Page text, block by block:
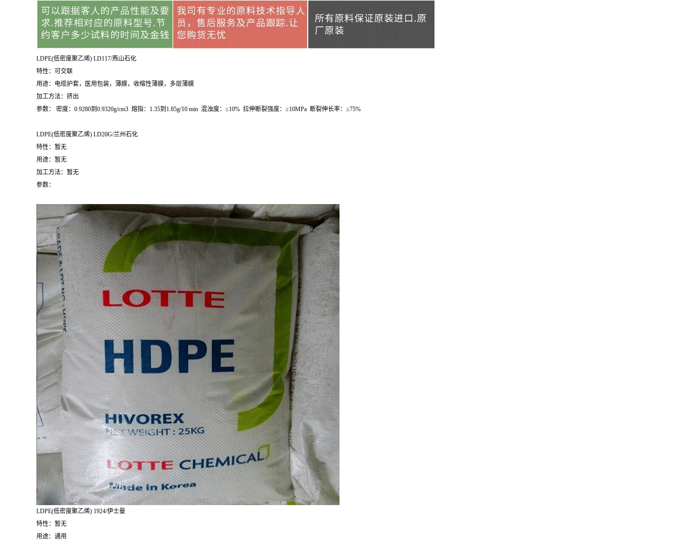
LDPE(低密度聚乙烯) LD117/燕山石化
特性：可交联
用途：电缆护套，医用包装，薄膜，收缩性薄膜，多层薄膜
加工方法：挤出
参数：
密度： 0.9280到 0.9320g/cm3 熔指： 1.35到 1.85g/10 min 混浊度：≤10% 拉伸断裂强度：≥10MPa 断裂伸长率：≥75%
LDPE(低密度聚乙烯) LD20G/兰州石化
特性：暂无
用途：暂无
加工方法：暂无
参数：
LDPE(低密度聚乙烯) 1924/伊士曼
特性：暂无
用途：通用